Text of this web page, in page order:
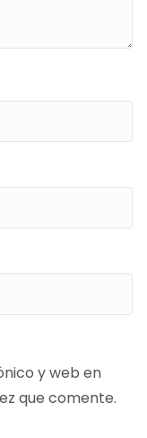
y web en
que comente.